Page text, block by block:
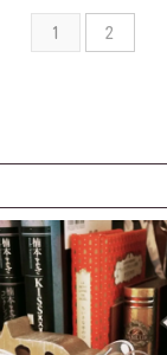
1 2